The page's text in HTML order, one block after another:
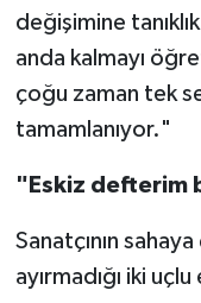
değişimine
anda kalmayı
çoğu zaman tek
tamamlanıyor."
"Eskiz defterim
Sanatçının
ayırmadığı iki